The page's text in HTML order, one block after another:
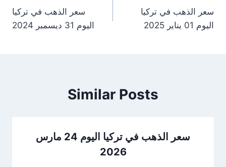
سعر الذهب في تركيا
اليوم 31 ديسمبر 2024
سعر الذهب في تركيا
اليوم 01 يناير 2025
Similar Posts
سعر الذهب في تركيا اليوم 24 مارس
2026